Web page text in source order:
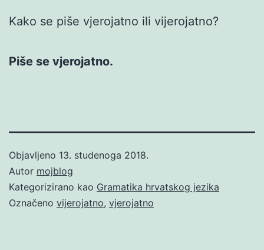
Kako se piše vjerojatno ili vijerojatno?
Piše se vjerojatno.
Objavljeno 13. studenoga 2018.
Autor mojblog
Kategorizirano kao Gramatika hrvatskog jezika
Označeno vijerojatno, vjerojatno